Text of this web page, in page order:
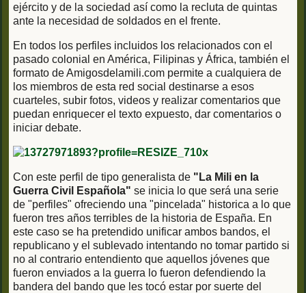
ejército y de la sociedad así como la recluta de quintas
ante la necesidad de soldados en el frente.
En todos los perfiles incluidos los relacionados con el
pasado colonial en América, Filipinas y África, también el
formato de Amigosdelamili.com permite a cualquiera de
los miembros de esta red social destinarse a esos
cuarteles, subir fotos, videos y realizar comentarios que
puedan enriquecer el texto expuesto, dar comentarios o
iniciar debate.
Con este perfil de tipo generalista de "La Mili en la
Guerra Civil Española" se inicia lo que será una serie
de "perfiles" ofreciendo una "pincelada" historica a lo que
fueron tres años terribles de la historia de España. En
este caso se ha pretendido unificar ambos bandos, el
republicano y el sublevado intentando no tomar partido si
no al contrario entendiento que aquellos jóvenes que
fueron enviados a la guerra lo fueron defendiendo la
bandera del bando que les tocó estar por suerte del